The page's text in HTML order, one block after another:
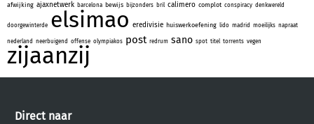
afwijking ajaxnetwerk barcelona bewijs bijzonders bril calimero complot conspiracy denkwereld
doorgewinterde elsimao eredivisie huiswerkoefening lido madrid moeilijks napraat
nederland neerbuigend offense olympiakos post redrum sano spot titel torrents vegen
zijaanzij
Direct naar